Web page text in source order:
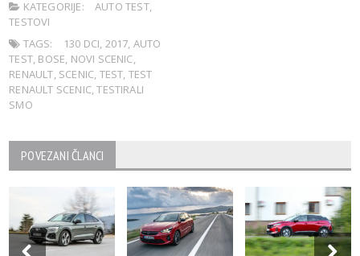
KATEGORIJE: AUTO TEST,
TESTOVI
TAGS:
130 DCI, 2017, AUTO
TEST, BOSE, NOVI SCENIC,
RENAULT, SCENIC, TEST, TEST
RENAULT SCENIC,TESTIRALI
SMO
POVEZANI ČLANCI